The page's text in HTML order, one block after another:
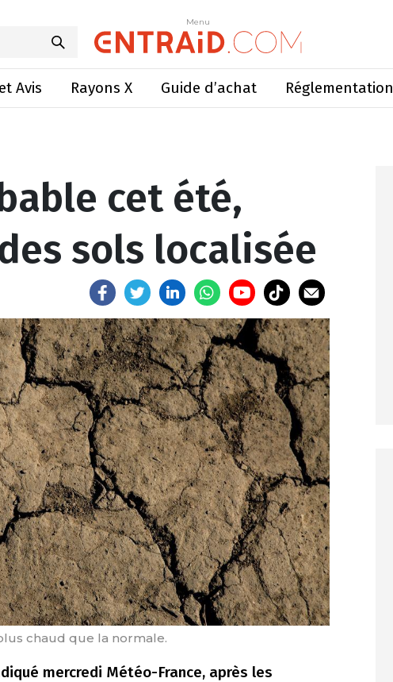
Menu
Avis Rayons X Guide d’achat Réglementation
Menu
cet été, sécheresse des sols localisée
cet été,
sols localisée
chaud que la normale.
mercredi Météo-France, après les